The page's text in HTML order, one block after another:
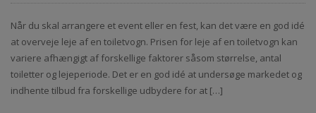
Når du skal arrangere et event eller en fest, kan det være en god idé
at overveje leje af en toiletvogn. Prisen for leje af en toiletvogn kan
variere afhængigt af forskellige faktorer såsom størrelse, antal
toiletter og lejeperiode. Det er en god idé at undersøge markedet og
indhente tilbud fra forskellige udbydere for at […]